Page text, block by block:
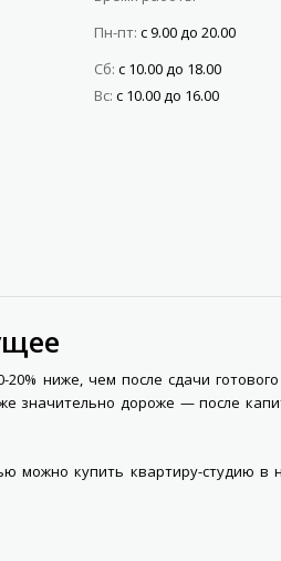
Пн-пт: с 9.00 до 20.00
Сб: с 10.00 до 18.00
Вс: с 10.00 до 16.00
ниже, чем после сдачи
значительно дороже — после
можно купить квартиру-студию